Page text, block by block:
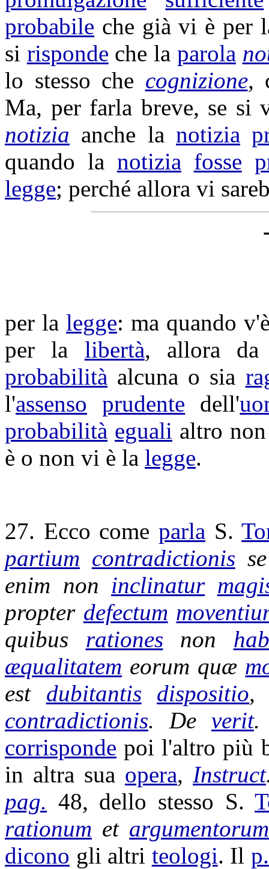
probabile che già vi è per
si risponde che la parola
lo stesso che cognizione,
Ma, per farla breve, se si
notizia anche lanotizia
quando la notizia fosse
legge; perché allora vi
per lalegge: ma quando
per la libertà, allora
probabilità alcuna o sia
l'assenso prudente dell'
probabilità eguali altro
è o non vi è la legge.
27. Ecco come parla S.
partium contradictionis
enim non inclinatur
propter defectum
quibus rationes non
æqualitatem eorum quæ
est dubitantis dispositio,
contradictionis. Deverit
corrisponde poi l'altro più
in altra sua opera, Instruct
pag. 48, dello stesso S.
rationum et argumentorum
dicono gli altri teologi. Il p.